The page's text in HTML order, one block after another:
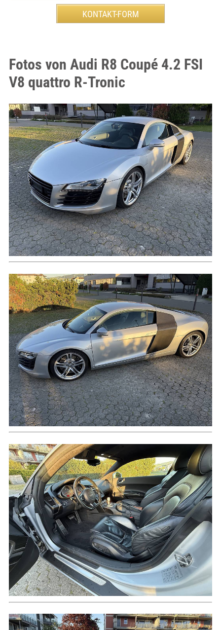
Fotos von Audi R8 Coupé 4.2 FSI
V8 quattro R-Tronic